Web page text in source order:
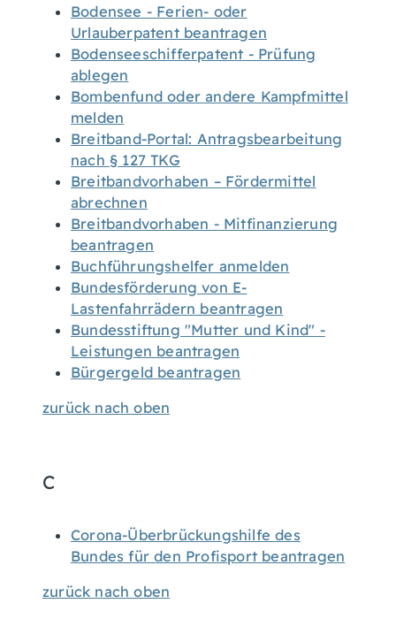
Bodensee - Ferien- oder
Urlauberpatent beantragen
Bodenseeschifferpatent - Prüfung
ablegen
Bombenfund oder andere Kampfmittel
melden
Breitband-Portal: Antragsbearbeitung
nach § 127 TKG
Breitbandvorhaben – Fördermittel
abrechnen
Breitbandvorhaben - Mitfinanzierung
beantragen
Buchführungshelfer anmelden
Bundesförderung von E-
Lastenfahrrädern beantragen
Bundesstiftung "Mutter und Kind" -
Leistungen beantragen
Bürgergeld beantragen
zurück nach oben
C
Corona-Überbrückungshilfe des
Bundes für den Profisport beantragen
zurück nach oben